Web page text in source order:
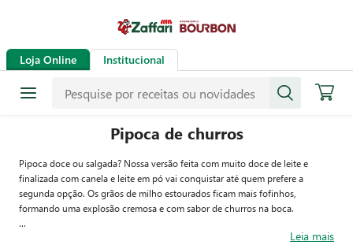
Loja Online Institucional
Pipoca de churros
Pipoca doce ou salgada? Nossa versão feita com muito doce de leite e
finalizada com canela e leite em pó vai conquistar até quem prefere a
segunda opção. Os grãos de milho estourados ficam mais fofinhos,
formando uma explosão cremosa e com sabor de churros na boca.
Seguindo o passo a passo abaixo você vai aprender a caramelizar a pipoca
Leia mais